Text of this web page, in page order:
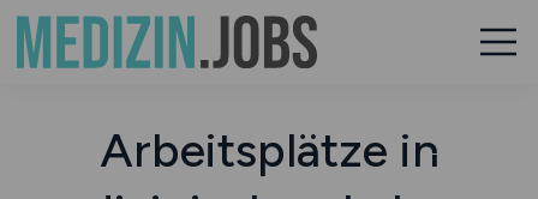
Arbeitsplätze in